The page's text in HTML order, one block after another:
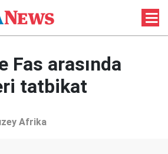
Fas arasında
tatbikat
Afrika